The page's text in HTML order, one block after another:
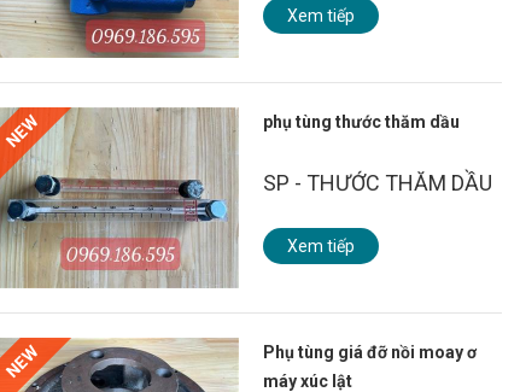
Xem tiếp
NEW phụ tùng thước thăm dầu
SP - THƯỚC THĂM DẦU
Xem tiếp
NEW
Phụ tùng giá đỡ nồi moay ơ
máy xúc lật